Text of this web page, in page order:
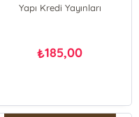
Yapı Kredi Yayınları
₺185,00